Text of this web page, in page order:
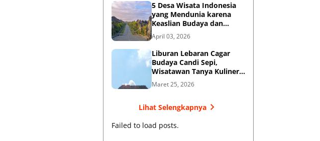
5 Desa Wisata Indonesia
yang Mendunia karena
Keaslian Budaya dan
Tradisi
April 03, 2026
Liburan Lebaran Cagar
Budaya Candi Sepi,
Wisatawan Tanya Kuliner
di Sekitar Candi Pari
Maret 25, 2026
Lihat Selengkapnya
Failed to load posts.